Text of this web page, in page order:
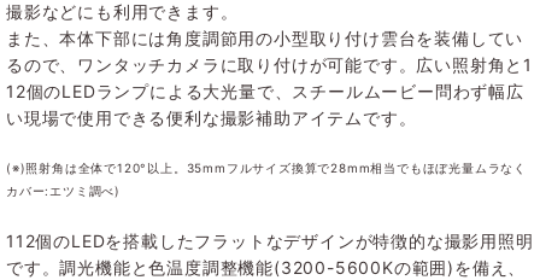
撮影などにも利用できます。
また、本体下部には角度調節用の小型取り付け雲台を装備してい
るので、ワンタッチカメラに取り付けが可能です。広い照射角と1
12個のLEDランプによる大光量で、スチールムービー問わず幅広
い現場で使用できる便利な撮影補助アイテムです。
(※)照射角は全体で120°以上。35mmフルサイズ換算で28mm相当でもほぼ光量ムラなく
カバー:エツミ調べ)
112個のLEDを搭載したフラットなデザインが特徴的な撮影用照明
です。調光機能と色温度調整機能(3200-5600Kの範囲)を備え、